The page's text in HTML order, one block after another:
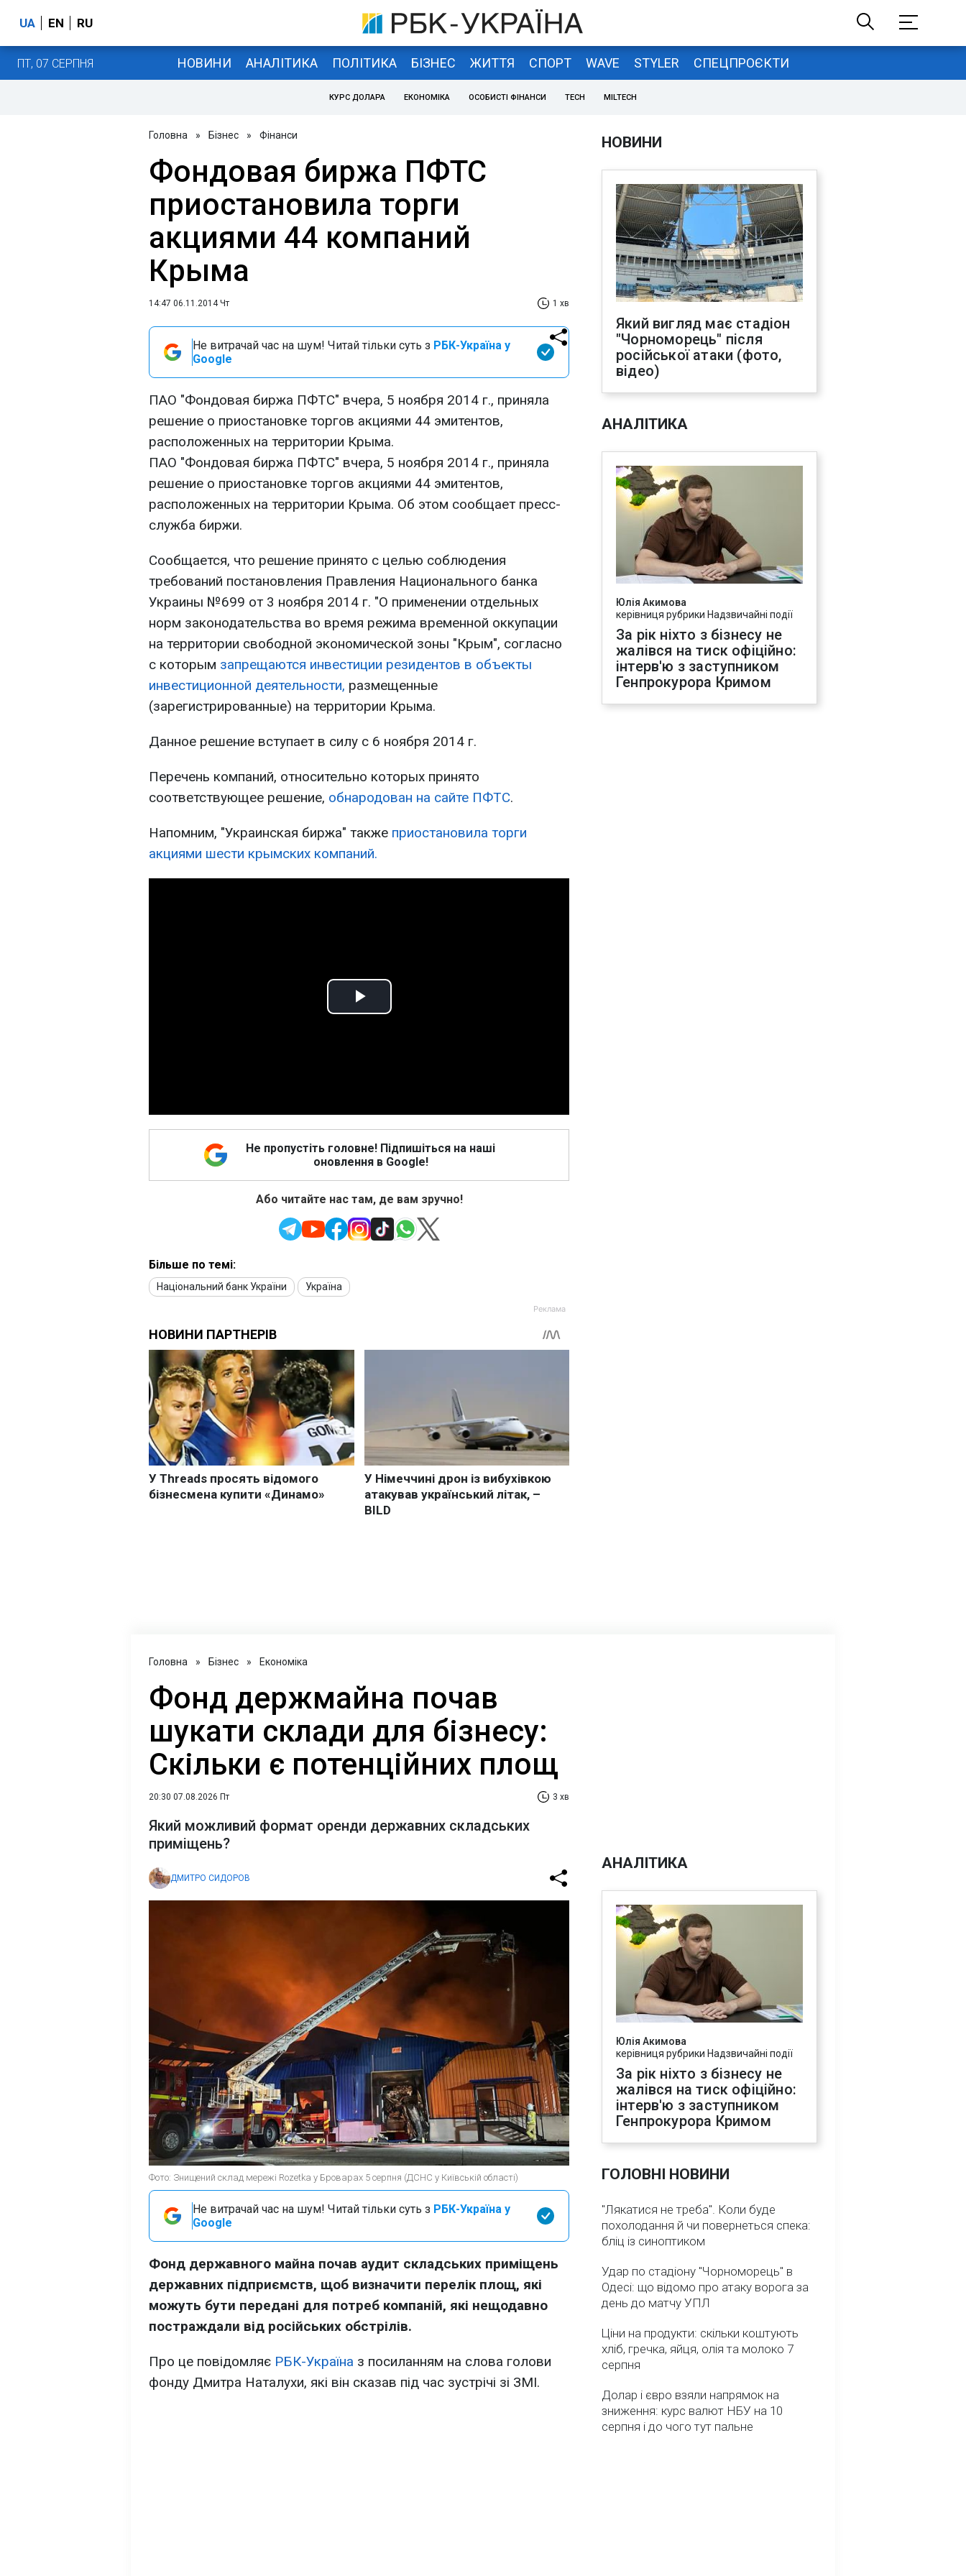
UA EN RU
ПТ, 07 СЕРПНЯ НОВИНИ АНАЛІТИКА ПОЛІТИКА БІЗНЕС ЖИТТЯ СПОРТ WAVE STYLER СПЕЦПРОЄКТИ
КУРС ДОЛАРА ЕКОНОМІКА ОСОБИСТІ ФІНАНСИ TECH MILTECH
Головна » Бізнес » Фінанси
Фондовая биржа ПФТС
приостановила торги
акциями 44 компаний
Крыма
14:47 06.11.2014 Чт 1 хв
Не витрачай час на шум! Читай тільки суть з РБК-Україна у
Google
ПАО "Фондовая биржа ПФТС" вчера, 5 ноября 2014 г., приняла
решение о приостановке торгов акциями 44 эмитентов,
расположенных на территории Крыма.
ПАО "Фондовая биржа ПФТС" вчера, 5 ноября 2014 г., приняла
решение о приостановке торгов акциями 44 эмитентов,
расположенных на территории Крыма. Об этом сообщает пресс-
служба биржи.
Сообщается, что решение принято с целью соблюдения
требований постановления Правления Национального банка
Украины №699 от 3 ноября 2014 г. "О применении отдельных
норм законодательства во время режима временной оккупации
на территории свободной экономической зоны "Крым", согласно
с которым запрещаются инвестиции резидентов в объекты
инвестиционной деятельности, размещенные
(зарегистрированные) на территории Крыма.
Данное решение вступает в силу с 6 ноября 2014 г.
Перечень компаний, относительно которых принято
соответствующее решение, обнародован на сайте ПФТС.
Напомним, "Украинская биржа" также приостановила торги
акциями шести крымских компаний.
Play
Не пропустіть головне! Підпишіться на наші
оновлення в Google!
Або читайте нас там, де вам зручно!
Більше по темі:
Національний банк України Україна
НОВИНИ
Який вигляд має стадіон
"Чорноморець" після
російської атаки (фото,
відео)
АНАЛІТИКА
Юлія Акимова
керівниця рубрики Надзвичайні події
За рік ніхто з бізнесу не
жалівся на тиск офіційно:
інтерв'ю з заступником
Генпрокурора Кримом
Головна » Бізнес » Економіка
Фонд держмайна почав
шукати склади для бізнесу:
Скільки є потенційних площ
20:30 07.08.2026 Пт 3 хв
Який можливий формат оренди державних складських
приміщень?
ДМИТРО СИДОРОВ
Фото: Знищений склад мережі Rozetka у Броварах 5 серпня (ДСНС у Київській області)
Не витрачай час на шум! Читай тільки суть з РБК-Україна у
Google
Фонд державного майна почав аудит складських приміщень
державних підприємств, щоб визначити перелік площ, які
можуть бути передані для потреб компаній, які нещодавно
постраждали від російських обстрілів.
Про це повідомляє РБК-Україна з посиланням на слова голови
фонду Дмитра Наталухи, які він сказав під час зустрічі зі ЗМІ.
АНАЛІТИКА
Юлія Акимова
керівниця рубрики Надзвичайні події
За рік ніхто з бізнесу не
жалівся на тиск офіційно:
інтерв'ю з заступником
Генпрокурора Кримом
ГОЛОВНІ НОВИНИ
"Лякатися не треба". Коли буде
похолодання й чи повернеться спека:
бліц із синоптиком
Удар по стадіону "Чорноморець" в
Одесі: що відомо про атаку ворога за
день до матчу УПЛ
Ціни на продукти: скільки коштують
хліб, гречка, яйця, олія та молоко 7
серпня
Долар і євро взяли напрямок на
зниження: курс валют НБУ на 10
серпня і до чого тут пальне